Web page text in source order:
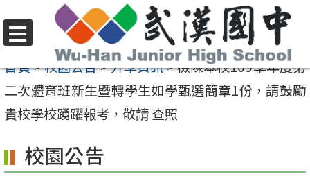
至
要
內
區
選
單
首頁>校園公告>升學資訊>檢陳本校109學年度第
二次體育班新生暨轉學生如學甄選簡章1份，請鼓勵
貴校學校踴躍報考，敬請 查照
校園公告